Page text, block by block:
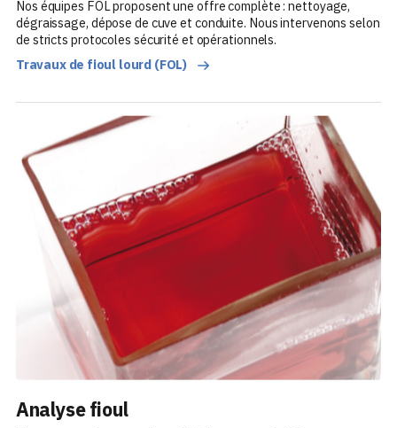
Nos équipes FOL proposent une offre complète : nettoyage,
dégraissage, dépose de cuve et conduite. Nous intervenons selon
de stricts protocoles sécurité et opérationnels.
Travaux de fioul lourd (FOL)
Analyse fioul